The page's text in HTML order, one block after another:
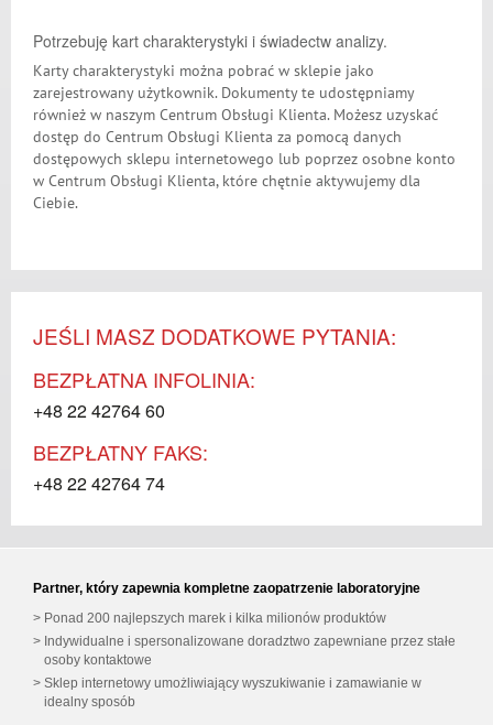
Potrzebuję kart charakterystyki i świadectw analizy.
Karty charakterystyki można pobrać w sklepie jako
zarejestrowany użytkownik. Dokumenty te udostępniamy
również w naszym Centrum Obsługi Klienta. Możesz uzyskać
dostęp do Centrum Obsługi Klienta za pomocą danych
dostępowych sklepu internetowego lub poprzez osobne konto
w Centrum Obsługi Klienta, które chętnie aktywujemy dla
Ciebie.
JEŚLI MASZ DODATKOWE PYTANIA:
BEZPŁATNA INFOLINIA:
+48 22 42764 60
BEZPŁATNY FAKS:
+48 22 42764 74
Partner, który zapewnia kompletne zaopatrzenie laboratoryjne
Ponad 200 najlepszych marek i kilka milionów produktów
Indywidualne i spersonalizowane doradztwo zapewniane przez stałe
osoby kontaktowe
Sklep internetowy umożliwiający wyszukiwanie i zamawianie w
idealny sposób